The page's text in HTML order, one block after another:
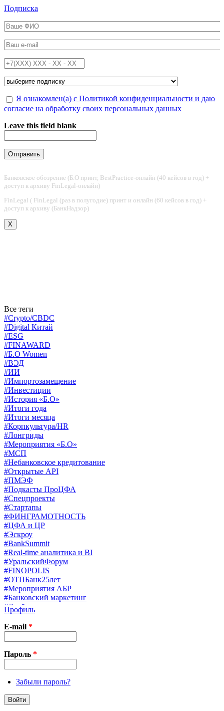
Перейти к основному содержанию
Подписка
ФИО*
Email*
Телефон*
Подписка на*
Обработка персональных данных*
Я ознакомлен(а) с Политикой конфиденциальности и даю
согласие на обработку своих персональных данных
Leave this field blank
Банковское обозрение (Б.О принт, BestPractice-онлайн (40 кейсов в год) +
доступ к архиву FinLegal-онлайн)
FinLegal ( FinLegal (раз в полугодие) принт и онлайн (60 кейсов в год) +
доступ к архиву (БанкНадзор)
X
Все теги
#Crypto/CBDC
#Digital Китай
#ESG
#FINAWARD
#Б.О Women
#ВЭД
#ИИ
#Импортозамещение
#Инвестиции
#История «Б.О»
#Итоги года
#Итоги месяца
#Корпкультура/HR
#Лонгриды
#Мероприятия «Б.О»
#МСП
#Небанковское кредитование
#Открытые API
#ПМЭФ
#Подкасты ПроЦФА
#Спецпроекты
#Стартапы
#ФИНГРАМОТНОСТЬ
#ЦФА и ЦР
#Эскроу
#BankSummit
#Real-time аналитика и BI
#УральскийФорум
#FINOPOLIS
#ОТПБанк25лет
#Мероприятия АБР
#Банковский маркетинг
#Драйверы страхования
#Финконгресс ЦБ
#PB&WM
#UX/CX
#Экосистемы
X
Профиль
E-mail *
Пароль *
Забыли пароль?